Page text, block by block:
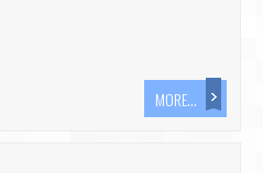
MORE...